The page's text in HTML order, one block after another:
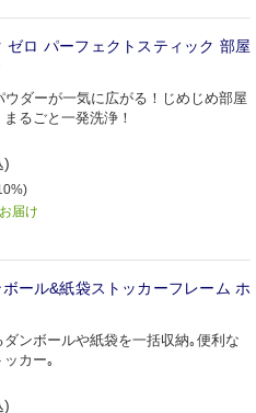
ゼロ パーフェクトスティック 部屋
ウダーが一気に広がる！じめじめ部屋
るごと一発洗浄！
)
届け
ール&紙袋ストッカーフレーム ホ
ンボールや紙袋を一括収納｡便利な
カー｡
)